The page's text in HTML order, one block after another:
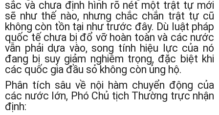
sắc và chưa định hình rõ nét một trật tự mới
sẽ như thế nào, nhưng chắc chắn trật tự cũ
không còn tồn tại như trước đây. Dù luật pháp
quốc tế chưa bị đổ vỡ hoàn toàn và các nước
vẫn phải dựa vào, song tính hiệu lực của nó
đang bị suy giảm nghiêm trọng, đặc biệt khi
các quốc gia đầu sỏ không còn ủng hộ.
Phân tích sâu về nội hàm chuyển động của
các nước lớn, Phó Chủ tịch Thường trực nhận
định: